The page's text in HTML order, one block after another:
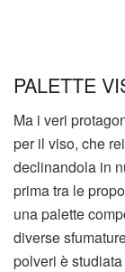
PALETTE
Ma i veri
per il viso, che
declinandola in
prima tra le
una palette
diverse
polveri è